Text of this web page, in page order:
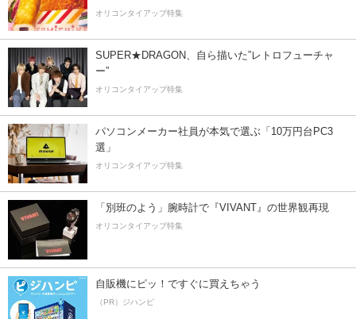
オリコンタイアップ特集
SUPER★DRAGON、自ら描いた”レトロフューチャ
ー”
オリコンタイアップ特集
パソコンメーカー社員が本気で選ぶ「10万円台PC3
選」
オリコンタイアップ特集
「別班のよう」腕時計で『VIVANT』の世界観再現
オリコンタイアップ特集
自販機にピッ！ですぐに買えちゃう
（PR）ジハンピ